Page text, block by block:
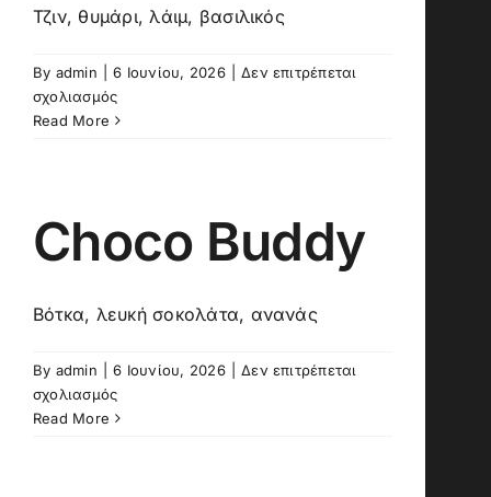
Τζιν, θυμάρι, λάιμ, βασιλικός
By admin 6 Ιουνίου, 2026
Δεν επιτρέπεται
σχολιασμόςστο
Aroma
Read More
Choco Buddy
Βότκα, λευκή σοκολάτα, ανανάς
By admin 6 Ιουνίου, 2026
Δεν επιτρέπεται
σχολιασμόςστο
Choco
Read More